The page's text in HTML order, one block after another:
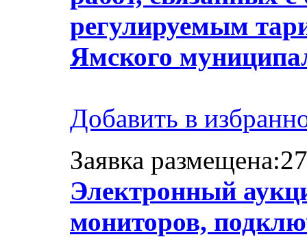
регулируемым
Ямского
Добавить в
Заявка
Электронный
мониторов,